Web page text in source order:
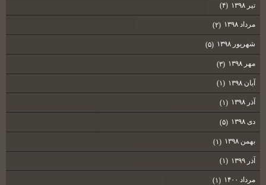
تیر ۱۳۹۸ (۴)
مرداد ۱۳۹۸ (۲)
شهریور ۱۳۹۸ (۵)
مهر ۱۳۹۸ (۳)
آبان ۱۳۹۸ (۱)
آذر ۱۳۹۸ (۱)
دی ۱۳۹۸ (۵)
بهمن ۱۳۹۸ (۱)
آذر ۱۳۹۹ (۱)
مرداد ۱۴۰۰ (۱)